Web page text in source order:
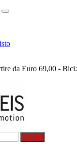
da Euro 69,00 -